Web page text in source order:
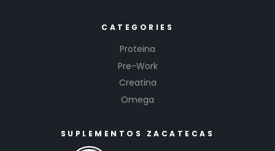
CATEGORIES
Proteina
Pre-Work
Creatina
Omega
SUPLEMENTOS ZACATECAS